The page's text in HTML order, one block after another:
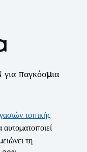
παγκόσμια
τοπικής
αυτοματοποιεί
τη